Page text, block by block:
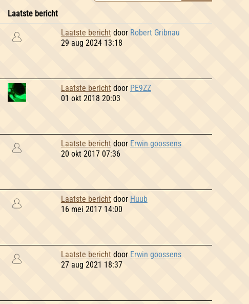
Laatste bericht
Laatste berichtdoor Robert Gribnau
29 aug 2024 13:18
Laatste bericht door PE9ZZ
01 okt 2018 20:03
Laatste bericht door Erwin goossens
20 okt 2017 07:36
Laatste berichtdoor Huub
16 mei 2017 14:00
Laatste bericht door Erwin goossens
27 aug 2021 18:37